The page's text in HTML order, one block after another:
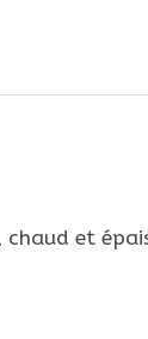
chaud et